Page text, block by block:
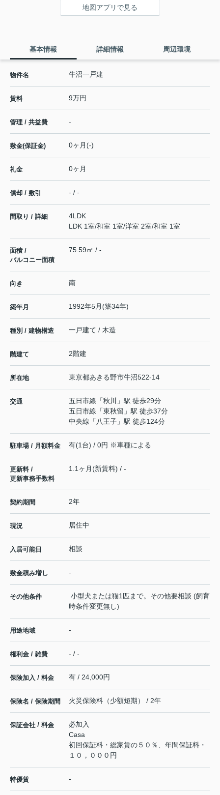
地図アプリで見る
基本情報 詳細情報 周辺環境
物件名 牛沼一戸建
賃料 9万円
管理 / 共益費 -
敷金(保証金) 0ヶ月(-)
礼金 0ヶ月
償却 / 敷引 - / -
間取り / 詳細
4LDK
LDK 1室/和室 1室/洋室 2室/和室 1室
面積 /
バルコニー面積
75.59㎡ / -
向き 南
築年月 1992年5月(築34年)
種別 / 建物構造 一戸建て / 木造
階建て 2階建
所在地 東京都あきる野市牛沼522-14
交通 五日市線 「秋川
」駅 徒歩29分
五日市線 「東秋留 」駅 徒歩37分
中央線 「 八王子 」駅 徒歩124分
駐車場 / 月額料金 有(1台) / 0円 ※車種による
更新料 /
更新事務手数料
1.1ヶ月(新賃料) / -
契約期間 2年
現況 居住中
入居可能日 相談
敷金積み増し -
その他条件
小型犬または猫1匹まで。その他要相談 (飼育
時条件変更無し)
用途地域 -
権利金 / 雑費 - / -
保険加入 / 料金 有 / 24,000円
保険名 / 保険期間 火災保険料（少額短期） / 2年
保証会社 / 料金
必加入
Casa
初回保証料・総家賃の５０％、年間保証料・
１０，０００円
特優賃 -